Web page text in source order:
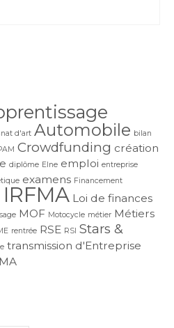
d'art Automobile bilan
Crowdfunding création
diplôme Elne emploi entreprise
examens Financement
IRFMA Loi de finances
MOF Motocycle métier Métiers
rentrée RSE RSI Stars &
transmission d'Entreprise